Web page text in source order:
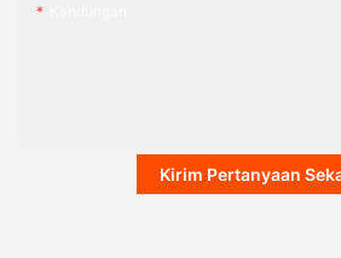
Kirim Pertanyaan